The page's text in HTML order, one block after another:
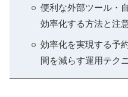
便利な外部ツール・
効率化する方法と注
効率化を実現する予
間を減らす運用テク